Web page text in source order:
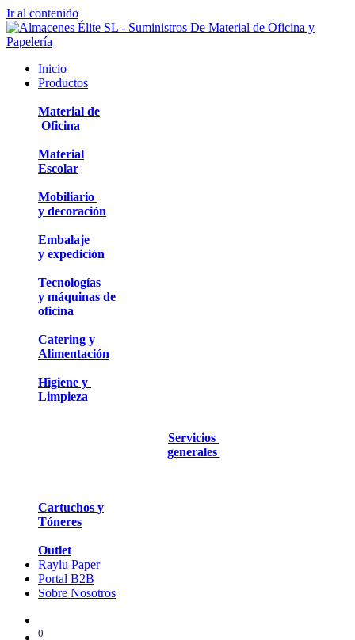
Ir al contenido
Inicio
Productos
Material de
Oficina
Material
Escolar
Mobiliario
y decoración
Embalaje
y expedición
Tecnologías
y máquinas de
oficina
Catering y
Alimentación
Higiene y
Limpieza
Servicios
generales
Cartuchos y
Tóneres
Outlet
Raylu Paper
Portal B2B
Sobre Nosotros
0